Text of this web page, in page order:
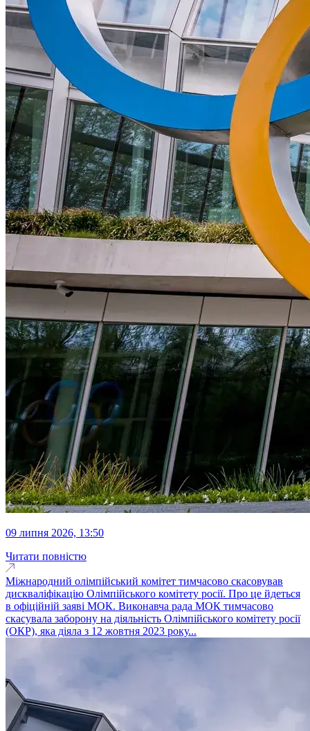
09 липня 2026, 13:50
Читати повністю
Міжнародний олімпійський комітет тимчасово скасовував
дискваліфікацію Олімпійського комітету росії. Про це йдеться
в офіційній заяві МОК. Виконавча рада МОК тимчасово
скасувала заборону на діяльність Олімпійського комітету росії
(ОКР), яка діяла з 12 жовтня 2023 року...